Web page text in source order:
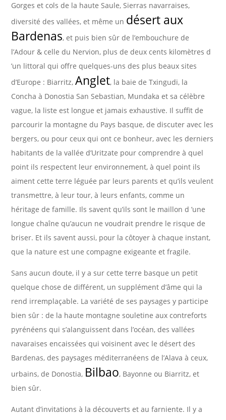
Gorges et cols de la haute Saule, Sierras navarraises,
diversité des vallées, et même un désert aux
Bardenas, et puis bien sûr de l’embouchure de
l’Adour & celle du Nervion, plus de deux cents kilomètres d
’un littoral qui offre quelques-uns des plus beaux sites
d’Europe : Biarritz, Anglet, la baie de Txingudi, la
Concha à Donostia San Sebastian, Mundaka et sa célèbre
vague, la liste est longue et jamais exhaustive. Il suffit de
parcourir la montagne du Pays basque, de discuter avec les
bergers, ou pour ceux qui ont ce bonheur, avec les derniers
habitants de la vallée d’Uritzate pour comprendre à quel
point ils respectent leur environnement, à quel point ils
aiment cette terre léguée par leurs parents et qu’ils veulent
transmettre, à leur tour, à leurs enfants, comme un
héritage de famille. Ils savent qu’ils sont le maillon d ’une
longue chaîne qu’aucun ne voudrait prendre le risque de
briser. Et ils savent aussi, pour la côtoyer à chaque instant,
que la nature est une compagne exigeante et fragile.
Sans aucun doute, il y a sur cette terre basque un petit
quelque chose de différent, un supplément d’âme qui la
rend irremplaçable. La variété de ses paysages y participe
bien sûr : de la haute montagne souletine aux contreforts
pyrénéens qui s’alanguissent dans l’océan, des vallées
navaraises encaissées qui voisinent avec le désert des
Bardenas, des paysages méditerranéens de l’Alava à ceux,
urbains, de Donostia, Bilbao, Bayonne ou Biarritz, et
bien sûr.
Autant d’invitations à la découverts et au farniente. Il y a